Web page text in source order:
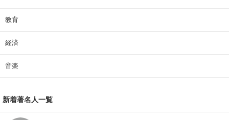
教育
経済
音楽
新着著名人一覧